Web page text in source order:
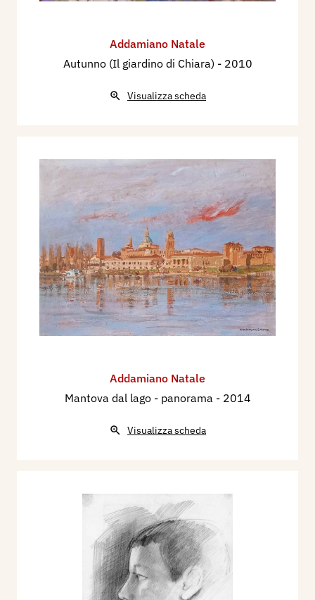
Addamiano Natale
Autunno (Il giardino di Chiara) - 2010
Visualizza scheda
Addamiano Natale
Mantova dal lago - panorama - 2014
Visualizza scheda